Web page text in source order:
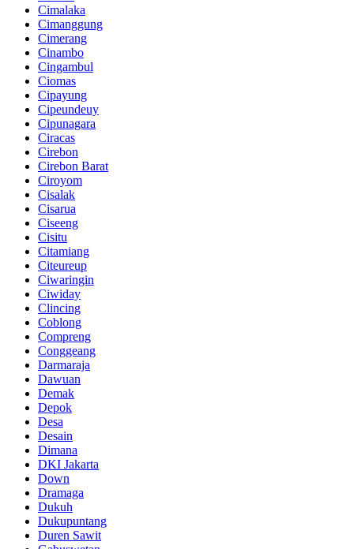
Cimalaka
Cimanggung
Cimerang
Cinambo
Cingambul
Ciomas
Cipayung
Cipeundeuy
Cipunagara
Ciracas
Cirebon
Cirebon Barat
Ciroyom
Cisalak
Cisarua
Ciseeng
Cisitu
Citamiang
Citeureup
Ciwaringin
Ciwiday
Clincing
Coblong
Compreng
Conggeang
Darmaraja
Dawuan
Demak
Depok
Desa
Desain
Dimana
DKI Jakarta
Down
Dramaga
Dukuh
Dukupuntang
Duren Sawit